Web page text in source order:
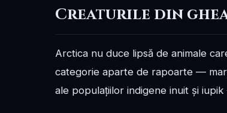
Creaturile din
Arctica nu duce lipsă de animale
categorie aparte de rapoarte —
ale populațiilor indigene inuit și